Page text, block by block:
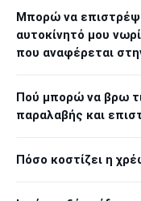
Μπορώ να
αυτοκίνητό μου
που αναφέρεται
Πού μπορώ να βρω
παραλαβής και
Πόσο κοστίζει η